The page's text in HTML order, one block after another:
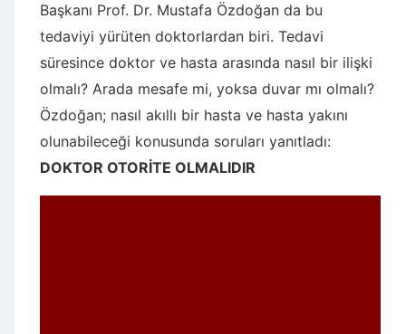
Başkanı Prof. Dr. Mustafa Özdoğan da bu
tedaviyi yürüten doktorlardan biri. Tedavi
süresince doktor ve hasta arasında nasıl bir ilişki
olmalı? Arada mesafe mi, yoksa duvar mı olmalı?
Özdoğan; nasıl akıllı bir hasta ve hasta yakını
olunabileceği konusunda soruları yanıtladı:
DOKTOR OTORİTE OLMALIDIR